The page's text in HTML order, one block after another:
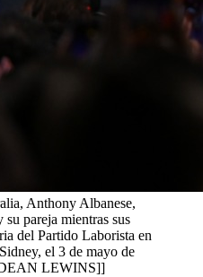
Anthony Albanese,
pareja mientras sus
del Partido Laborista en
el 3 de mayo de
LEWINS]]